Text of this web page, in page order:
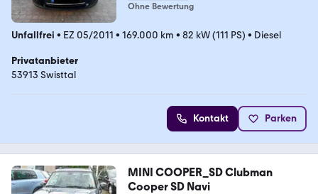
Ohne Bewertung
Unfallfrei • EZ 05/2011 • 169.000 km • 82 kW (111 PS) • Diesel
Privatanbieter
53913 Swisttal
Kontakt Parken
MINI COOPER_SD Clubman
Cooper SD Navi